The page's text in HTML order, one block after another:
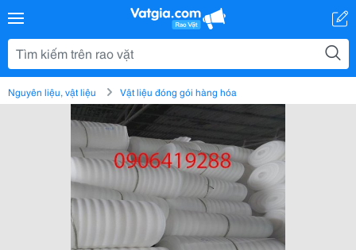
Nguyên liệu, vật liệu Vật liệu đóng gói hàng hóa